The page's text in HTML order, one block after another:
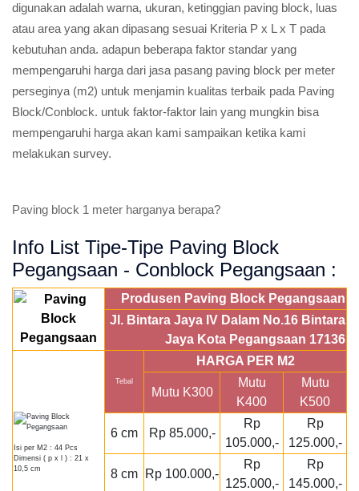
digunakan adalah warna, ukuran, ketinggian paving block, luas
atau area yang akan dipasang sesuai Kriteria P x L x T pada
kebutuhan anda. adapun beberapa faktor standar yang
mempengaruhi harga dari jasa pasang paving block per meter
perseginya (m2) untuk menjamin kualitas terbaik pada Paving
Block/Conblock. untuk faktor-faktor lain yang mungkin bisa
mempengaruhi harga akan kami sampaikan ketika kami
melakukan survey.
Paving block 1 meter harganya berapa?
Info List Tipe-Tipe Paving Block
Pegangsaan - Conblock Pegangsaan :
Produsen Paving Block Pegangsaan
Jl. Bintara Jaya IV Dalam No.16 Bintara
Jaya Kota Pegangsaan 17136
Isi per M2 : 44 Pcs
Dimensi ( p x l ) : 21 x
10,5 cm
Tebal
HARGA PER M2
Mutu K300
Mutu
K400
Mutu
K500
6 cm Rp 85.000,-
Rp
105.000,-
Rp
125.000,-
8 cm Rp 100.000,-
Rp
125.000,-
Rp
145.000,-